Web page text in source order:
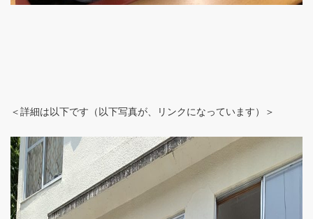
＜詳細は以下です（以下写真が、リンクになっています）＞